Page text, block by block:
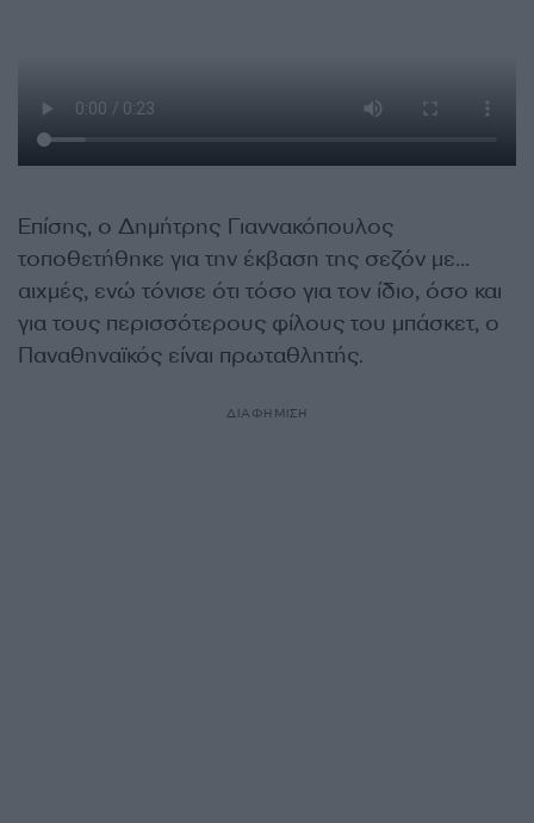
Επίσης, ο Δημήτρης Γιαννακόπουλος
τοποθετήθηκε για την έκβαση της σεζόν με…
αιχμές, ενώ τόνισε ότι τόσο για τον ίδιο, όσο και
για τους περισσότερους φίλους του μπάσκετ, ο
Παναθηναϊκός είναι πρωταθλητής.
ΔΙΑΦΗΜΙΣΗ